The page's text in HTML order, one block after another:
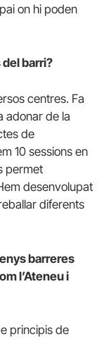
on hi poden
barri?
centres. Fa
adonar de la
de
10 sessions en
permet
desenvolupat
diferents
barreres
l’Ateneu i
principis de